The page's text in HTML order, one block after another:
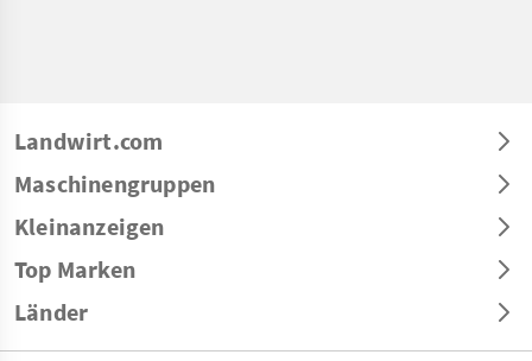
Landwirt.com
Maschinengruppen
Kleinanzeigen
Top Marken
Länder